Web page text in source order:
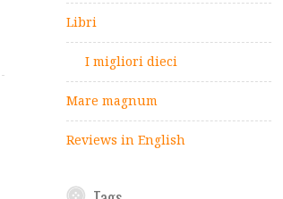
Libri
I migliori dieci
Mare magnum
Reviews in English